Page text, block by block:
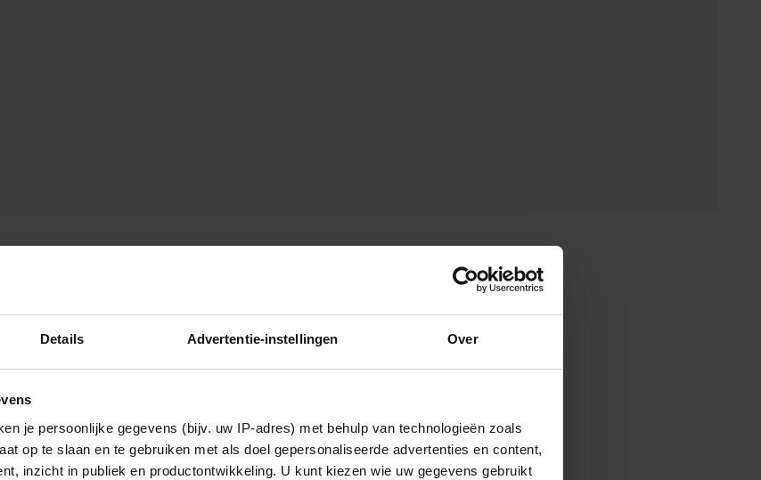
Details Advertentie-instellingen Over
je persoonlijke gegevens (bijv. uw IP-adres) met behulp van technologieën zoals
op te slaan en te gebruiken met als doel gepersonaliseerde advertenties en content,
inzicht in publiek en productontwikkeling. U kunt kiezen wie uw gegevens gebruikt